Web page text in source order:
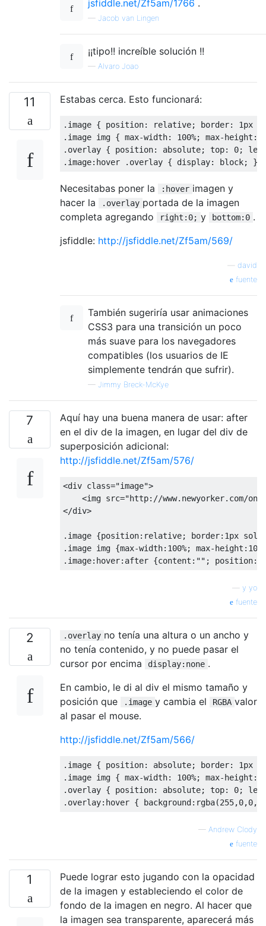
jsfiddle.net/Zf5am/1766 .
— Jacob van Lingen
¡¡tipo!! increíble solución !!
— Alvaro Joao
11 Estabas cerca. Esto funcionará:
. image { position: relative; border: 1px
. image img { max-width: 100%; max-height :
. overlay { position: absolute; top: 0;
. image: hover . overlay { display: block; }
Necesitabas poner la :hover imagen y
hacer la
.overlay portada de la imagen
completa agregando
right:0; y bottom:0 .
jsfiddle: http://jsfiddle.net/Zf5am/569/
david
fuente
También sugeriría usar animaciones
CSS3 para una transición un poco
más suave para los navegadores
compatibles (los usuarios de IE
simplemente tendrán que sufrir).
— Jimmy Breck-McKye
7
Aquí hay una buena manera de usar: after
en el div de la imagen, en lugar del div de
superposición adicional:
http://jsfiddle.net/Zf5am/576/
<div class="image">
<img src="http://www.newyorker.com/
</div>
.image {position:relative; border:1px
.image img {max-width:100%; max-
.image:hover:after {content:"";
y yo
fuente
2 .overlay no tenía una altura o un ancho y
no tenía contenido, y no puede pasar el
cursor por encima
display:none .
En cambio, le di al div el mismo tamaño y
posición que
.image y cambia el RGBA valor
al pasar el mouse.
http://jsfiddle.net/Zf5am/566/
. image { position: absolute; border: 1px
. image img { max-width: 100%; max-height :
. overlay { position: absolute; top: 0;
. overlay: hover { background: rgba(255,0,0,.
— Andrew Clody
fuente
1
Puede lograr esto jugando con la opacidad
de la imagen y estableciendo el color de
fondo de la imagen en negro. Al hacer que
la imagen sea transparente, aparecerá más